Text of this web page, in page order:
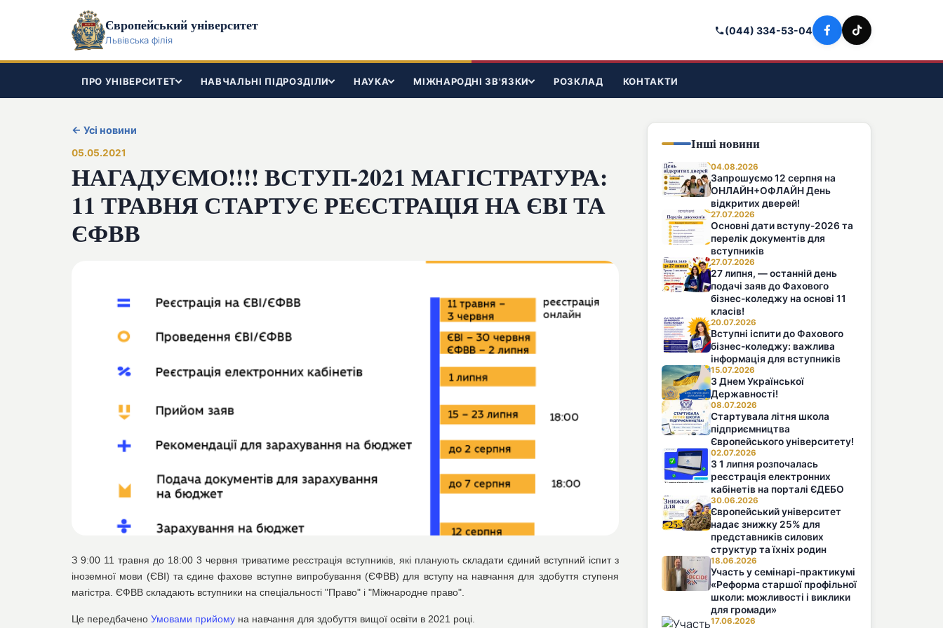
Європейський університет
Львівська філія
(044) 334-53-04
ПРО УНІВЕРСИТЕТ НАВЧАЛЬНІ ПІДРОЗДІЛИ НАУКА МІЖНАРОДНІ ЗВ'ЯЗКИ РОЗКЛАД КОНТАКТИ
← Усі новини
05.05.2021
НАГАДУЄМО!!!! ВСТУП-2021 МАГІСТРАТУРА:
11 ТРАВНЯ СТАРТУЄ РЕЄСТРАЦІЯ НА ЄВІ ТА
ЄФВВ
З 9:00 11 травня до 18:00 3 червня триватиме реєстрація вступників, які планують складатиєдиний вступний іспит з
іноземної мови (ЄВІ) та єдине фахове вступне випробування (ЄФВВ) для вступу на навчання для здобуття ступеня
магістра. ЄФВВ складають вступники на спеціальності "Право" і "Міжнародне право".
Це передбачено Умовами прийому на навчання для здобуття вищої освіти в 2021 році.
Інші новини
04.08.2026
Запрошуємо 12 серпня на
ОНЛАЙН+ОФЛАЙН День
відкритих дверей!
27.07.2026
Основні дати вступу-2026 та
перелік документів для
вступників
27.07.2026
27 липня, — останній день
подачі заяв до Фахового
бізнес-коледжу на основі 11
класів!
20.07.2026
Вступні іспити до Фахового
бізнес-коледжу: важлива
інформація для вступників
15.07.2026
З Днем Української
Державності!
08.07.2026
Стартувала літня школа
підприємництва
Європейського університету!
02.07.2026
З 1 липня розпочалась
реєстрація електронних
кабінетів на порталі ЄДЕБО
30.06.2026
Європейський університет
надає знижку 25% для
представників силових
структур та їхніх родин
18.06.2026
Участь у семінарі-практикумі
«Реформа старшої профільної
школи: можливості і виклики
для громади»
17.06.2026